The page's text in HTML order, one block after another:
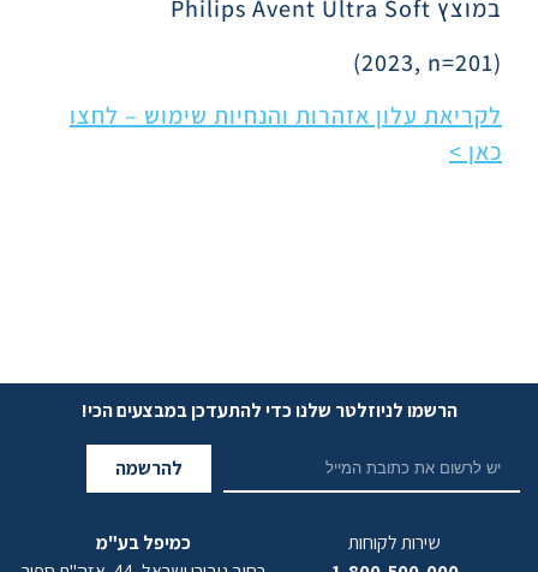
במוצץ Philips Avent Ultra Soft
(2023, n=201)
לקריאת עלון אזהרות והנחיות שימוש – לחצו
כאן >
הרשמו לניוזלטר שלנו כדי להתעדכן במבצעים הכי!
להרשמה
שירות לקוחות
כמיפל בע"מ